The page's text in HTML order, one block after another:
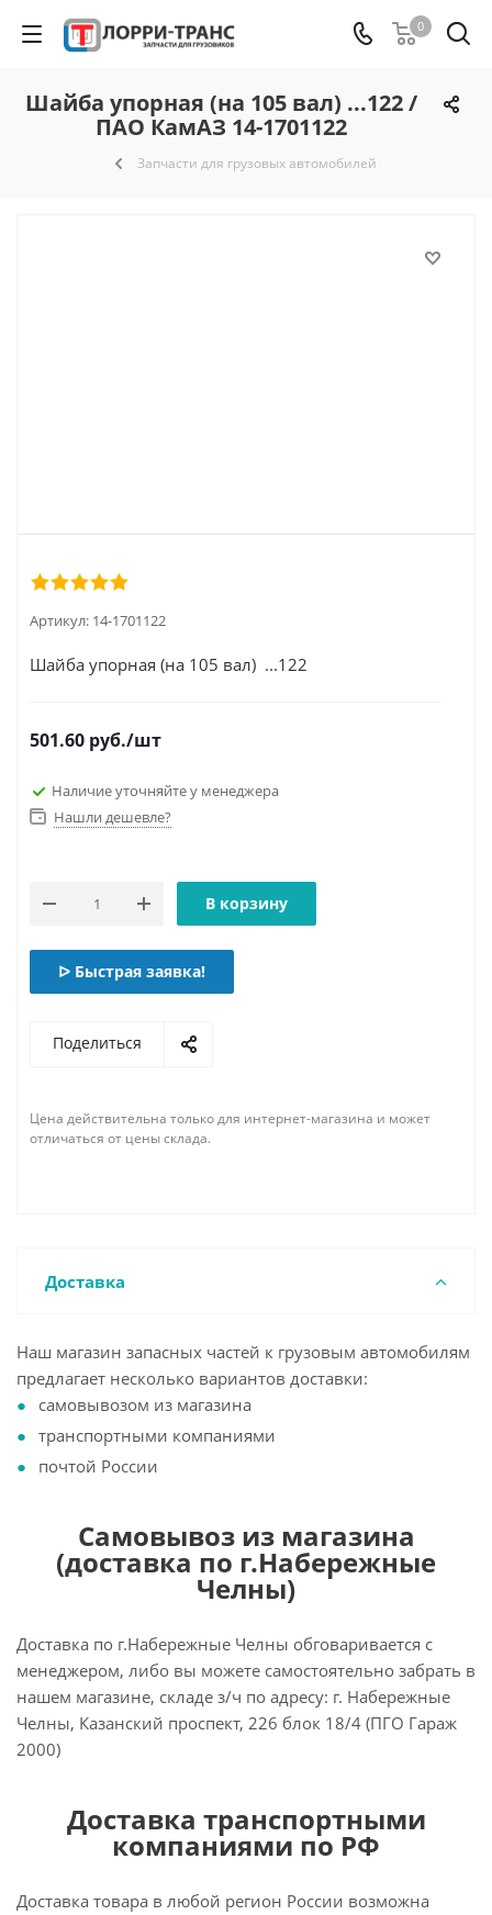
0
Шайба упорная (на 105 вал) ...122 /
ПАО КамАЗ 14-1701122
Запчасти для грузовых автомобилей
Артикул: 14-1701122
Шайба упорная (на 105 вал) ...122
501.60 руб./шт
Наличие уточняйте у менеджера
Нашли дешевле?
В корзину
ᐅ Быстрая заявка!
Поделиться
Цена действительна только для интернет-магазина и может
отличаться от цены склада.
Доставка
Наш магазин запасных частей к грузовым автомобилям
предлагает несколько вариантов доставки:
самовывозом из магазина
транспортными компаниями
почтой России
Самовывоз из магазина
(доставка по г.Набережные
Челны)
Доставка по г.Набережные Челны обговаривается с
менеджером, либо вы можете самостоятельно забрать в
нашем магазине, складе з/ч по адресу: г. Набережные
Челны, Казанский проспект, 226 блок 18/4 (ПГО Гараж
2000)
Доставка транспортными
компаниями по РФ
Доставка товара в любой регион России возможна